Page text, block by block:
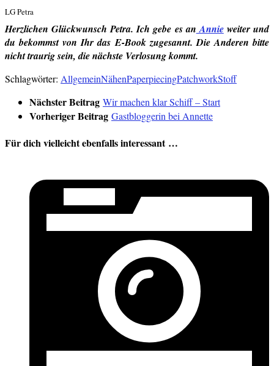
LG Petra
Herzlichen Glückwunsch Petra. Ich gebe es an Annieweiter und
du bekommst von Ihr das E-Book zugesannt. Die Anderen bitte
nicht traurig sein, die nächste Verlosung kommt.
Schlagwörter: AllgemeinNähenPaperpiecingPatchworkStoff
Nächster Beitrag Wir machen klar Schiff – Start
Vorheriger Beitrag Gastbloggerin bei Annette
Für dich vielleicht ebenfalls interessant …